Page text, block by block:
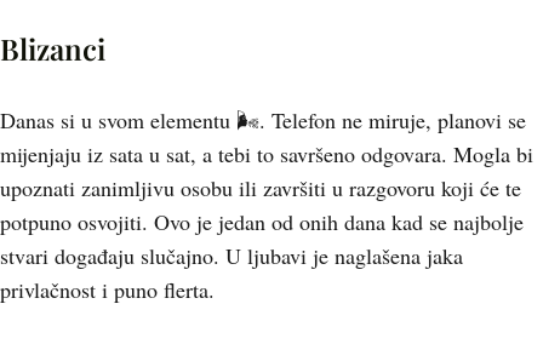
Blizanci
Danas si u svom elementu 🌬. Telefon ne miruje, planovi se
mijenjaju iz sata u sat, a tebi to savršeno odgovara. Mogla bi
upoznati zanimljivu osobu ili završiti u razgovoru koji će te
potpuno osvojiti. Ovo je jedan od onih dana kad se najbolje
stvari događaju slučajno. U ljubavi je naglašena jaka
privlačnost i puno flerta.